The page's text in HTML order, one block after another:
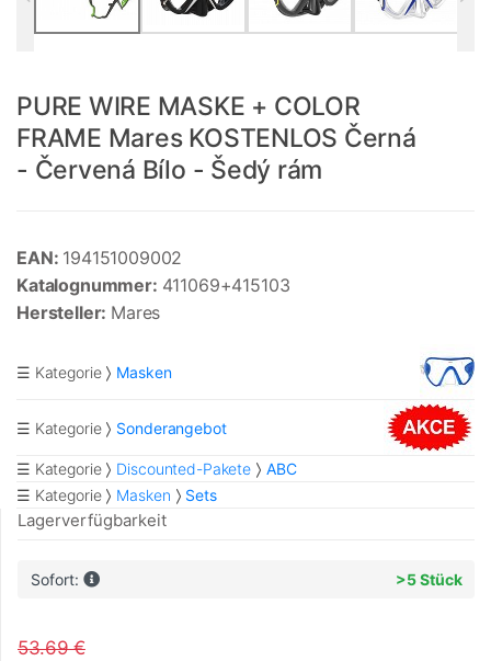
PURE WIRE MASKE + COLOR
FRAME Mares KOSTENLOS Černá
- Červená Bílo - Šedý rám
EAN: 194151009002
Katalognummer: 411069+415103
Hersteller: Mares
☰ Kategorie Masken
☰ Kategorie Sonderangebot
☰ Kategorie Discounted-Pakete
ABC
☰ Kategorie
Masken Sets
Lagerverfügbarkeit
Sofort: >5 Stück
53.69 €